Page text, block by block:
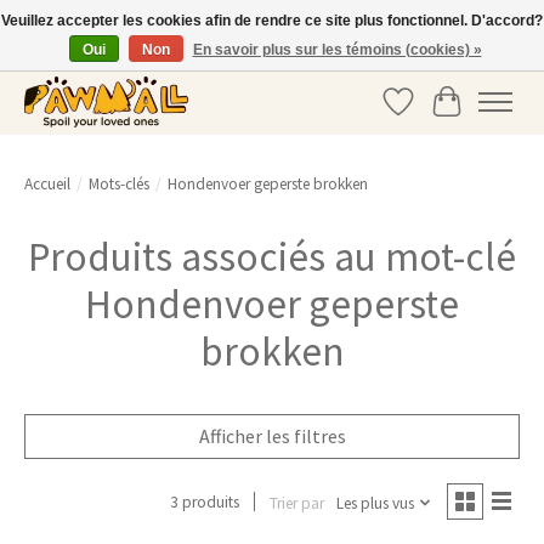
info@pawmall.nl • +31 20 337 39 03
Liste de souhaits
Panier
Accueil / Mots-clés / Hondenvoer geperste brokken
Produits associés au mot-clé
Hondenvoer geperste
brokken
Afficher les filtres
3 produits Trier par Les plus vus
Veuillez accepter les cookies afin de rendre ce site plus fonctionnel. D'accord?
Oui
Non En savoir plus sur les témoins (cookies) »